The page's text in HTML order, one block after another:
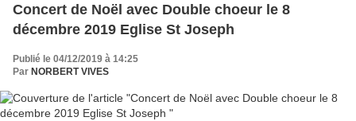
Concert de Noël avec Double choeur le 8
décembre 2019 Eglise St Joseph
Publié le 04/12/2019 à 14:25
Par NORBERT VIVES